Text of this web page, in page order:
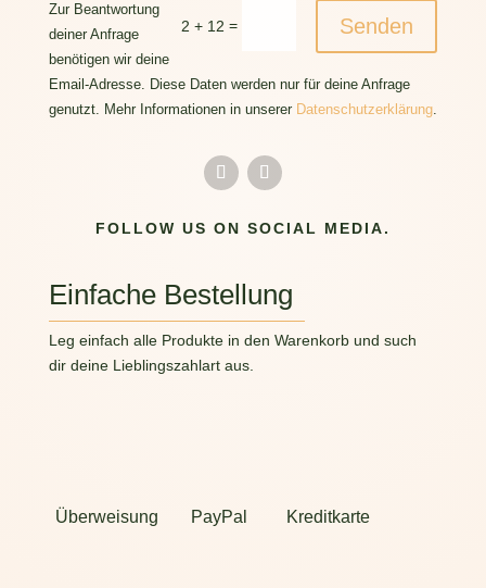
2 + 12 = Senden
Zur Beantwortung
deiner Anfrage
benötigen wir deine
Email-Adresse. Diese Daten werden nur für deine Anfrage
genutzt. Mehr Informationen in unserer Datenschutzerklärung.
FOLLOW US ON SOCIAL MEDIA.
Einfache Bestellung
Leg einfach alle Produkte in den Warenkorb und such
dir deine Lieblingszahlart aus.
Überweisung PayPal Kreditkarte